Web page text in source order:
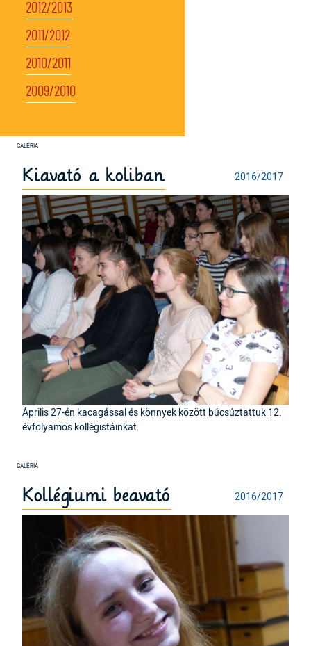
2012/2013
2011/2012
2010/2011
2009/2010
2016/2017
Kiavató a koliban
Április 27-én kacagással és könnyek között búcsúztattuk 12.
évfolyamos kollégistáinkat.
2016/2017
Kollégiumi beavató